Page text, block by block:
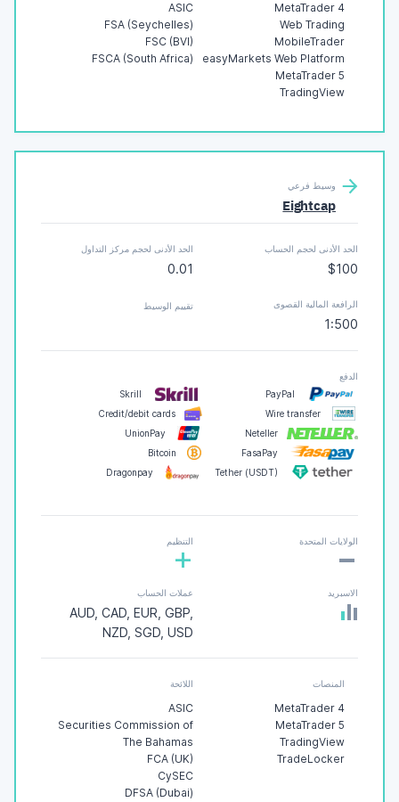
MetaTrader 4
Web Trading
MobileTrader
easyMarkets Web Platform
MetaTrader 5
TradingView
ASIC
FSA (Seychelles)
FSC (BVI)
FSCA (South Africa)
وسيط فرعي
Eightcap
الحد الأدنى لحجم الحساب
$100
الحد الأدنى لحجم مركز التداول
0.01
الرافعة المالية القصوى
1:500
تقييم الوسيط
الدفع
PayPal
Skrill
Wire transfer
Credit/debit cards
Neteller
UnionPay
FasaPay
Bitcoin
Tether (USDT)
Dragonpay
الولايات المتحدة
- التنظيم
+
الاسبريد عملات الحساب
AUD, CAD, EUR, GBP,
NZD, SGD, USD
المنصات
MetaTrader 4
MetaTrader 5
TradingView
TradeLocker
اللائحة
ASIC
Securities Commission of
The Bahamas
FCA (UK)
CySEC
DFSA (Dubai)